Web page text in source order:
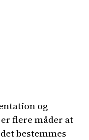
og
flere måder at
bestemmes